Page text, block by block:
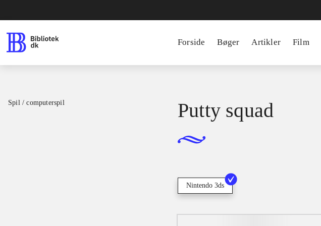
Forside Bøger Artikler Film
Spil / computerspil Putty squad
Nintendo 3ds